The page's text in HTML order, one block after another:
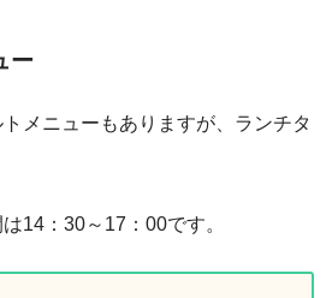
ー
メニューもありますが、ランチタ
14：30～17：00です。